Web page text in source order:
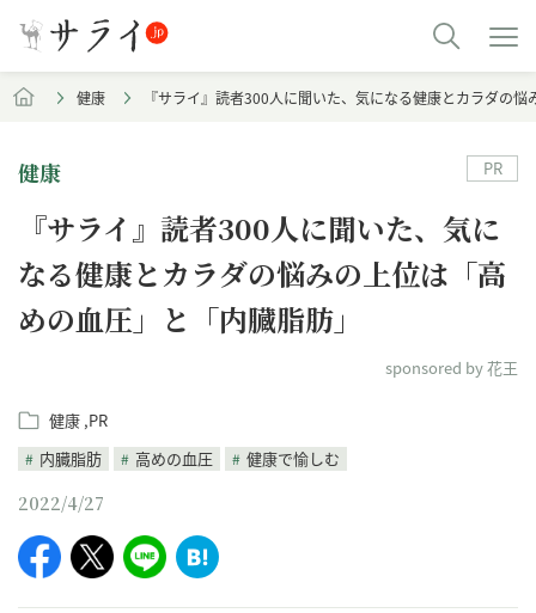
健康 『サライ』読者300人に聞いた、気になる健康とカラダの
健康
『サライ』読者300人に聞いた、気に
なる健康とカラダの悩みの上位は「高
めの血圧」と「内臓脂肪」
sponsored by 花王
健康 PR
内臓脂肪
高めの血圧 健康で愉しむ
2022/4/27
PR